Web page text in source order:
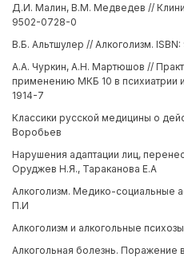
Д.И. Малин, В.М. Медведев //
9502-0728-0
В.Б. Альтшулер // Алкоголизм.
А.А. Чуркин, А.Н. Мартюшов //
применению МКБ 10 в психиатрии
1914-7
Классики русской медицины о
Воробьев
Нарушения адаптации лиц,
Оруджев Н.Я., Тараканова Е.А
Алкоголизм. Медико-социальные
П.И
Алкоголизм и алкогольные
Алкогольная болезнь. Поражение